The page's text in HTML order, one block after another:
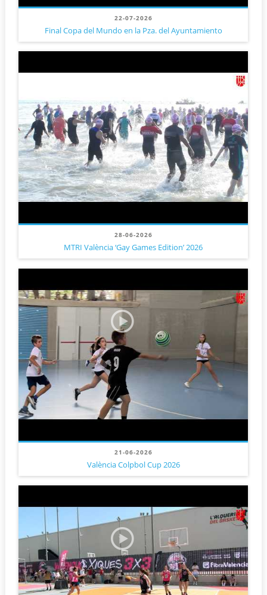
22-07-2026
Final Copa del Mundo en la Pza. del Ayuntamiento
28-06-2026
MTRI València ‘Gay Games Edition’ 2026
21-06-2026
València Colpbol Cup 2026